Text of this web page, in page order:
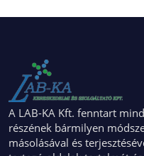
A LAB-KA Kft. fenntart
részének bármilyen
másolásával és